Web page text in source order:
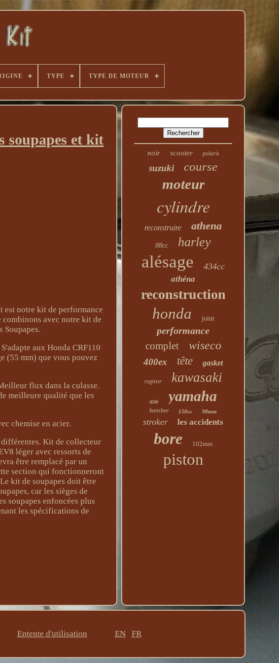
TYPE TYPE DE MOTEUR
soupapes et kit
notre kit de performance
avec notre kit de
Soupapes.
aux Honda CRF110
(55 mm) que vous pouvez
flux dans la culasse.
meilleure qualité que les
chemise en acier.
différentes. Kit de collecteur
léger avec ressorts de
être remplacé par un
section qui fonctionneront
kit de soupapes doit être
car les sièges de
soupapes enfoncées plus
les spécifications de
noir scooter polaris
suzuki course
moteur
cylindre
reconstruire athena
88cc harley
alésage 434cc
athéna
reconstruction
honda joint
performance
complet wiseco
400ex tête gasket
raptor kawasaki
450r yamaha
banshee 150cc 98mm
stroker les accidents
bore 102mm
piston
Entente d'utilisation EN FR